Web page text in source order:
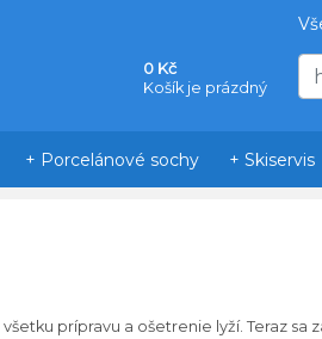
0 Kč
Košík je prázdný
všetku prípravu a ošetrenie lyží. Teraz sa
+ Porcelánové sochy + Skiservis